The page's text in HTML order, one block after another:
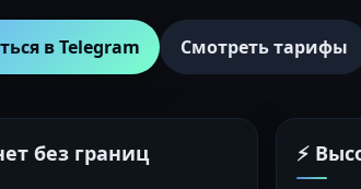
в Telegram Смотреть тарифы
без границ ⚡